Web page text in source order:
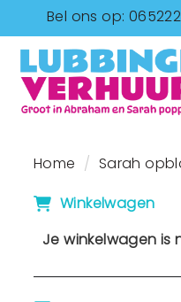
Bel ons op:
Home Sarah
Winkelwagen
Je winkelwagen is